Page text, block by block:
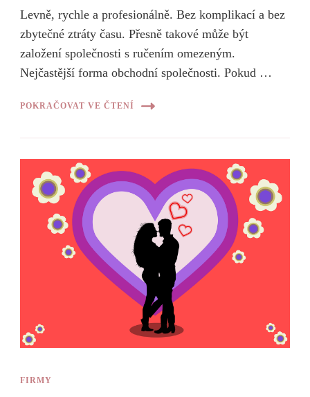
Levně, rychle a profesionálně. Bez komplikací a bez
zbytečné ztráty času. Přesně takové může být
založení společnosti s ručením omezeným.
Nejčastější forma obchodní společnosti. Pokud …
POKRAČOVAT VE ČTENÍ
FIRMY